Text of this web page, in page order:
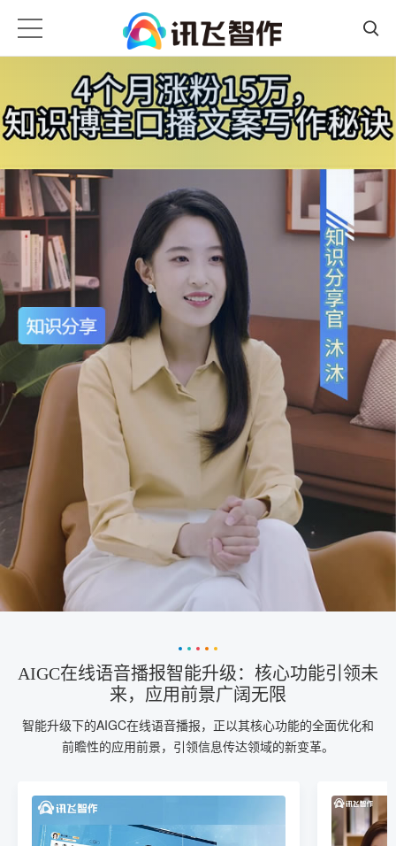
AIGC在线语音播报智能升级：核心功能引领未
来，应用前景广阔无限
智能升级下的AIGC在线语音播报，正以其核心功能的全面优化和
前瞻性的应用前景，引领信息传达领域的新变革。